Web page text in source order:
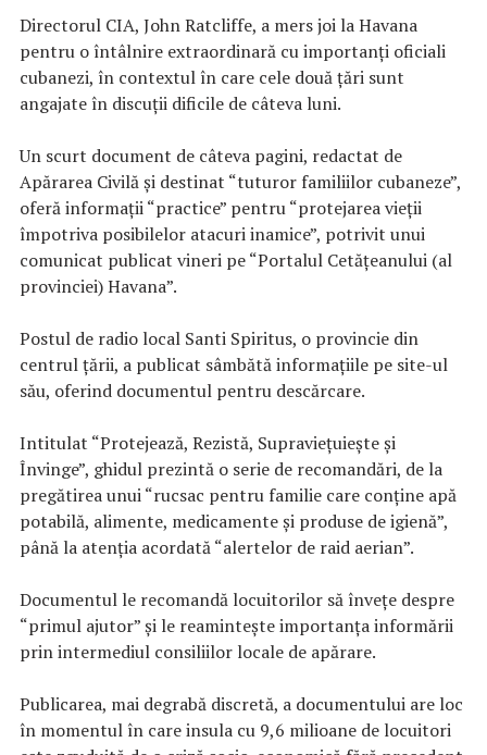
Directorul CIA, John Ratcliffe, a mers joi la Havana
pentru o întâlnire extraordinară cu importanţi oficiali
cubanezi, în contextul în care cele două ţări sunt
angajate în discuţii dificile de câteva luni.
Un scurt document de câteva pagini, redactat de
Apărarea Civilă şi destinat “tuturor familiilor cubaneze”,
oferă informaţii “practice” pentru “protejarea vieţii
împotriva posibilelor atacuri inamice”, potrivit unui
comunicat publicat vineri pe “Portalul Cetăţeanului (al
provinciei) Havana”.
Postul de radio local Santi Spiritus, o provincie din
centrul ţării, a publicat sâmbătă informaţiile pe site-ul
său, oferind documentul pentru descărcare.
Intitulat “Protejează, Rezistă, Supravieţuieşte şi
Învinge”, ghidul prezintă o serie de recomandări, de la
pregătirea unui “rucsac pentru familie care conţine apă
potabilă, alimente, medicamente şi produse de igienă”,
până la atenţia acordată “alertelor de raid aerian”.
Documentul le recomandă locuitorilor să înveţe despre
“primul ajutor” şi le reaminteşte importanţa informării
prin intermediul consiliilor locale de apărare.
Publicarea, mai degrabă discretă, a documentului are loc
în momentul în care insula cu 9,6 milioane de locuitori